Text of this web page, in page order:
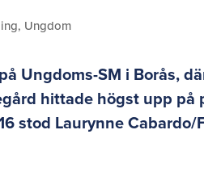
, Ungdom
Ungdoms-SM i Borås,
hittade högst upp på
stod Laurynne